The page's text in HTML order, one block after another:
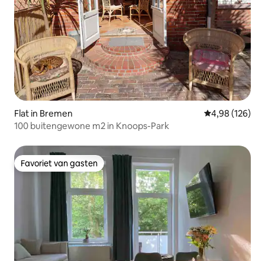
Flat in Bremen Gemiddelde
4,98 (126)
100 buitengewone m2 in Knoops-Park
Favoriet van gasten
Favoriet van gasten